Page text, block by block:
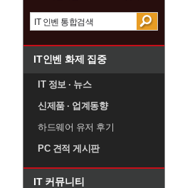
IT인벤 화제 집중
IT 정보 · 뉴스
신제품 · 업계동향
하드웨어 유저 후기
PC 견적 게시판
IT 커뮤니티